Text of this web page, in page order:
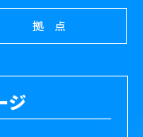
拠 点
ジ